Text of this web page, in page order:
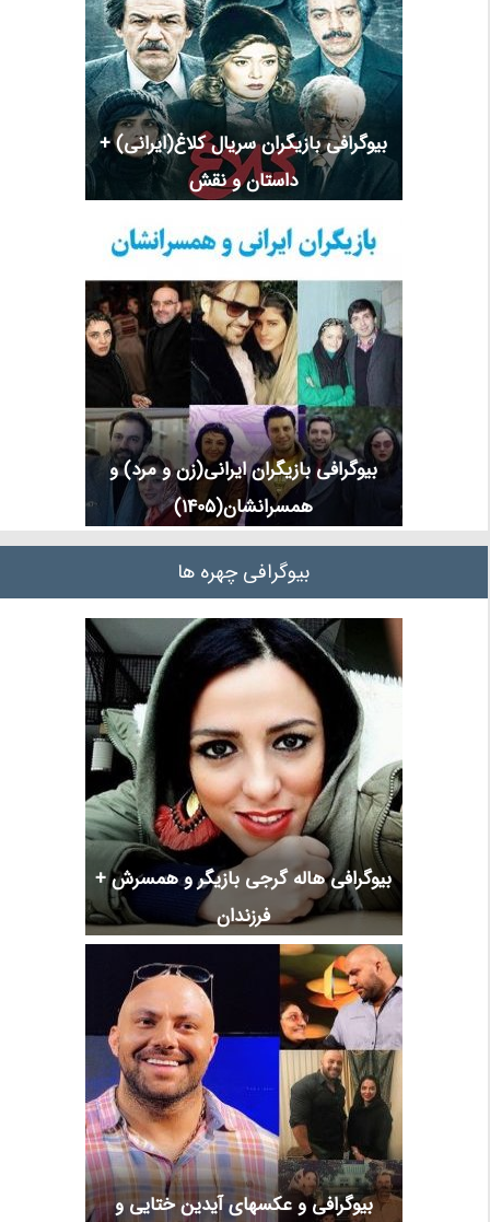
بیوگرافی بازیگران سریال کلاغ(ایرانی) +
داستان و نقش
بیوگرافی بازیگران ایرانی(زن و مرد) و
همسرانشان(1405)
بیوگرافی چهره ها
بیوگرافی هاله گرجی بازیگر و همسرش +
فرزندان
بیوگرافی و عکسهای آیدین ختایی و